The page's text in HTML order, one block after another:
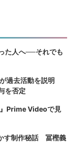
た人へ──それでも
が過去活動を説明
を否定
Prime Videoで見
す制作秘話 冨樫義